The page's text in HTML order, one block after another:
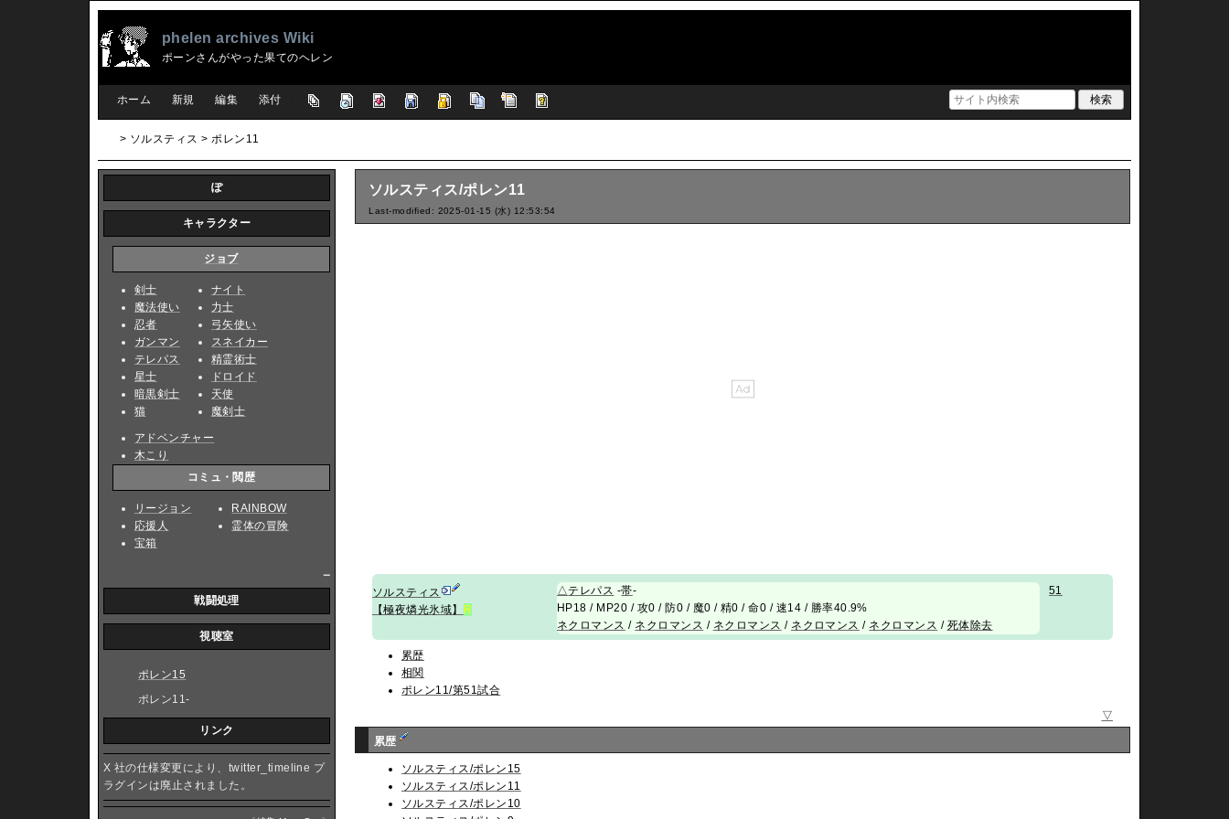
phelen archives Wiki
ポーンさんがやった果てのヘレン
ホーム 新規 編集 添付
> ソルスティス > ポレン11
ソルスティス/ポレン11
Last-modified: 2025-01-15 (水) 12:53:54
ソルスティス
【極夜燐光氷域】 R
△テレパス -帯-
HP18 / MP20 / 攻0 / 防0 / 魔0 / 精0 / 命0 / 速14 / 勝率40.9%
ネクロマンス / ネクロマンス / ネクロマンス / ネクロマンス / ネクロマンス / 死体除去
51
累歴
相関
ポレン11/第51試合
▽
累歴
ソルスティス/ポレン15
ソルスティス/ポレン11
ソルスティス/ポレン10
ぽ
キャラクター
ジョブ
剣士
魔法使い
忍者
ガンマン
テレパス
星士
暗黒剣士
猫
ナイト
力士
弓矢使い
スネイカー
精霊術士
ドロイド
天使
魔剣士
アドベンチャー
木こり
コミュ・閲歴
リージョン
応援人
宝箱
RAINBOW
霊体の冒険
戦闘処理
視聴室
ポレン15
ポレン11-
リンク
X 社の仕様変更により、twitter_timeline プ
ラグインは廃止されました。